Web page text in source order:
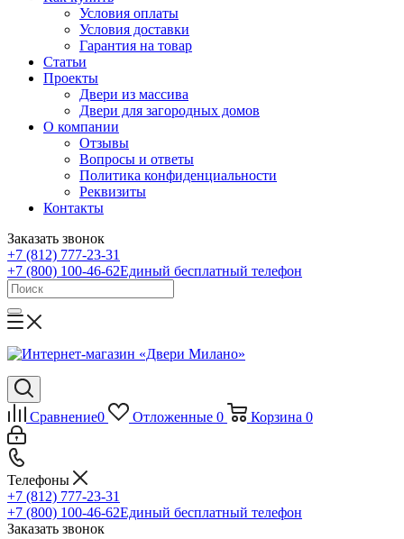
Условия оплаты
Условия доставки
Гарантия на товар
Статьи
Проекты
Двери из массива
Двери для загородных домов
О компании
Отзывы
Вопросы и ответы
Политика конфиденциальности
Реквизиты
Контакты
Заказать звонок
+7 (812) 777-23-31
+7 (800) 100-46-62Единый бесплатный телефон
Сравнение0 Отложенные 0 Корзина 0
Телефоны
+7 (812) 777-23-31
+7 (800) 100-46-62Единый бесплатный телефон
Заказать звонок